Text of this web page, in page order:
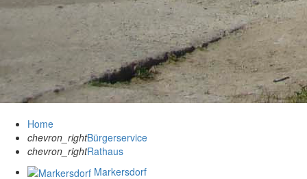
Home
chevron_rightBürgerservice
chevron_rightRathaus
Markersdorf